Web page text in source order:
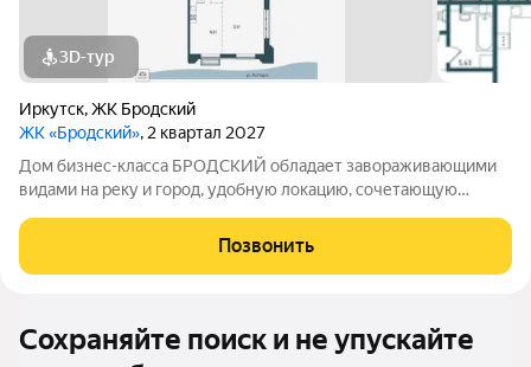
3D-тур
Иркутск,ЖК Бродский
ЖК «Бродский», 2 квартал 2027
Дом бизнес-класса БРОДСКИЙ обладает завораживающими
видами на реку и город, удобную локацию, сочетающую
транспортную доступность, выразительную архитектуру и
продуманные до мелочей дизайнерские места
Позвонить
Сохраняйте поиск и не упускайте